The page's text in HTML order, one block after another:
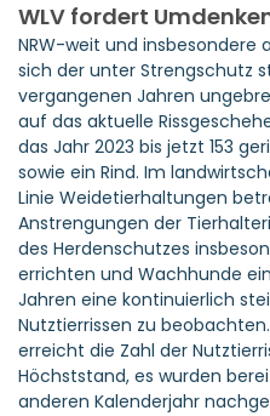
WLV fordert
NRW-weit und
sich der unter Strengschutz
vergangenen Jahren
auf das aktuelle
das Jahr 2023 bis jetzt 153
sowie ein Rind. Im
Linie Weidetierhaltungen
Anstrengungen der
des Herdenschutzes
errichten und Wachhunde
Jahren eine kontinuierlich
Nutztierrissen zu
erreicht die Zahl der
Höchststand, es wurden
anderen Kalenderjahr